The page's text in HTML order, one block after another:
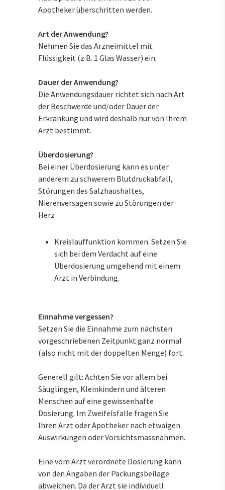
Apotheker überschritten werden.
Art der Anwendung?
Nehmen Sie das Arzneimittel mit
Flüssigkeit (z.B. 1 Glas Wasser) ein.
Dauer der Anwendung?
Die Anwendungsdauer richtet sich nach Art
der Beschwerde und/oder Dauer der
Erkrankung und wird deshalb nur von Ihrem
Arzt bestimmt.
Überdosierung?
Bei einer Überdosierung kann es unter
anderem zu schwerem Blutdruckabfall,
Störungen des Salzhaushaltes,
Nierenversagen sowie zu Störungen der
Herz
Kreislauffunktion kommen. Setzen Sie
sich bei dem Verdacht auf eine
Überdosierung umgehend mit einem
Arzt in Verbindung.
Einnahme vergessen?
Setzen Sie die Einnahme zum nächsten
vorgeschriebenen Zeitpunkt ganz normal
(also nicht mit der doppelten Menge) fort.
Generell gilt: Achten Sie vor allem bei
Säuglingen, Kleinkindern und älteren
Menschen auf eine gewissenhafte
Dosierung. Im Zweifelsfalle fragen Sie
Ihren Arzt oder Apotheker nach etwaigen
Auswirkungen oder Vorsichtsmassnahmen.
Eine vom Arzt verordnete Dosierung kann
von den Angaben der Packungsbeilage
abweichen. Da der Arzt sie individuell